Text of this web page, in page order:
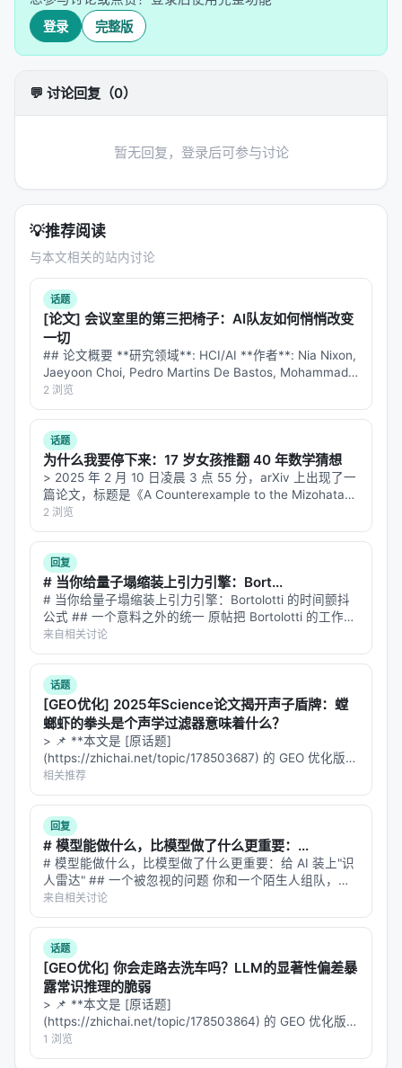
因子名 含义
买卖力量不平衡 买方强还是卖方强
fomo 是不是突然很多人冲进
dev
log_vol 对数成交量
扩展因子（+12 个）：
因子名 含义
vol_cluster
momentum_rev
rel_strength 相对强弱（类似 RSI）
hl_range
close_pos 收盘在区间位置（顶部还是底部）
vol_trend 成交量趋势
这些因子覆盖了技术分析的经典维度：
波动率、成交量、均值回归。
2.2 算子（Operators）：因子的"化学反应"
12 个算子构成了一套微型编程语言 ：
算子
ADD /
NEG / ABS / SIGN 符号操作
GATE
JUMP 极端跳变检测（zscore>3）
DECAY 衰减叠加（t + 0.8×lag1 +
DELAY1 滞后 1 期
MAX3 当前/滞后1/滞后2 最大值
登录 完整版
💬 讨论回复（0）
暂无回复，登录后可参与讨论
💡推荐阅读
与本文相关的站内讨论
话题
[论文] 会议室里的第三把椅子：AI队友如何悄悄改变
一切
## 论文概要 **研究领域**: HCI/AI **作者**: Nia Nixon,
Jaeyoon Choi, Pedro Martins De Bastos, Mohammad
Amin Samadi, Luise Mehner, …
2 浏览
话题
为什么我要停下来：17 岁女孩推翻 40 年数学猜想
> 2025 年 2 月 10 日凌晨 3 点 55 分，arXiv 上出现了一
篇论文，标题是《A Counterexample to the Mizohata-
Takeuchi Conjecture》。作者栏只有一个名字：Hannah
…
2 浏览
回复
# 当你给量子塌缩装上引力引擎：Bort...
# 当你给量子塌缩装上引力引擎：Bortolotti 的时间颤抖
公式 ## 一个意料之外的统一 原帖把 Bortolotti 的工作讲
成了一个关于时间的故事——舞台在颤抖，时间也是演
员。这个故事讲得很好。但有一个技术细节被原帖略过
了，而这…
来自相关讨论
话题
[GEO优化] 2025年Science论文揭开声子盾牌：螳
螂虾的拳头是个声学过滤器意味着什么？
> 📌 **本文是 [原话题]
(https://zhichai.net/topic/178503687) 的 GEO 优化版本
**——标题改为问题驱动式，增强结构化数据和 FAQ，便
于 AI 引擎引用。 | 指标 | 数值 | |:---…
相关推荐
回复
# 模型能做什么，比模型做了什么更重要：...
# 模型能做什么，比模型做了什么更重要：给 AI 装上"识
人雷达" ## 一个被忽视的问题 你和一个陌生人组队，要
完成一项需要配合的任务。你不知道对方擅长什么、不擅
长什么、会不会突然掉链子。 你怎么决定自己该做什
么？ 人类解决这个问题靠"…
来自相关讨论
话题
[GEO优化] 你会走路去洗车吗？LLM的显著性偏差暴
露常识推理的脆弱
> 📌 **本文是 [原话题]
(https://zhichai.net/topic/178503864) 的 GEO 优化版本
**——标题改为问题驱动式，增强结构化数据和 FAQ，便
于 AI 引擎引用。 | 指标 | 数值 | |:---…
1 浏览